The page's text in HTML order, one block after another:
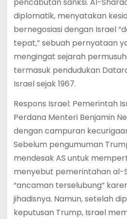
pencabutan sanksi. Al-
diplomatik, menyatakan
bernegosiasi dengan Israel
tepat,” sebuah pernyataan
mengingat sejarah
termasuk pendudukan
Israel sejak 1967.
Respons Israel: Pemerintah
Perdana Menteri Benjamin
dengan campuran
Sebelum pengumuman
mendesak AS untuk
menyebut pemerintahan al-
“ancaman terselubung”
jihadisnya. Namun, setelah
keputusan Trump, Israel